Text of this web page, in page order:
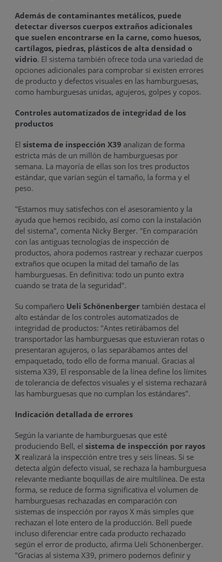
Además de contaminantes metálicos, puede
detectar diversos cuerpos extraños adicionales
que suelen encontrarse en la carne, como huesos,
cartílagos, piedras, plásticos de alta densidad o
vidrio. El sistema también ofrece toda una variedad de
opciones adicionales para comprobar si existen errores
de producto y defectos visuales en las hamburguesas,
como hamburguesas unidas, agujeros, golpes y copos.
Controles automatizados de integridad de los
productos
El sistema de inspección X39 analizan de forma
estricta más de un millón de hamburguesas por
semana. La mayoría de ellas son los tres productos
estándar, que varían según el tamaño, la forma y el
peso.
"Estamos muy satisfechos con el asesoramiento y la
ayuda que hemos recibido, así como con la instalación
del sistema", comenta Nicky Berger. "En comparación
con las antiguas tecnologías de inspección de
productos, ahora podemos rastrear y rechazar cuerpos
extraños que ocupen la mitad del tamaño de las
hamburguesas. En definitiva: todo un punto extra
cuando se trata de la seguridad".
Su compañero Ueli Schönenberger también destaca el
alto estándar de los controles automatizados de
integridad de productos: "Antes retirábamos del
transportador las hamburguesas que estuvieran rotas o
presentaran agujeros, o las separábamos antes del
empaquetado, todo ello de forma manual. Gracias al
sistema X39, El responsable de la línea define los límites
de tolerancia de defectos visuales y el sistema rechazará
las hamburguesas que no cumplan los estándares".
Indicación detallada de errores
Según la variante de hamburguesas que esté
produciendo Bell, el sistema de inspección por rayos
X realizará la inspección entre tres y seis líneas. Si se
detecta algún defecto visual, se rechaza la hamburguesa
relevante mediante boquillas de aire multilínea. De esta
forma, se reduce de forma significativa el volumen de
hamburguesas rechazadas en comparación con
sistemas de inspección por rayos X más simples que
rechazan el lote entero de la producción. Bell puede
incluso diferenciar entre cada producto rechazado
según el error de producto, afirma Ueli Schönenberger.
"Gracias al sistema X39, primero podemos definir y